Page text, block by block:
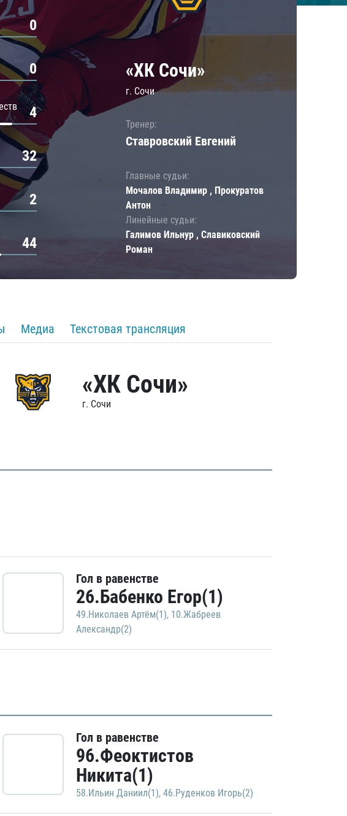
0
0
4
32
2
44
«ХК Сочи»
г. Сочи
Тренер:
Ставровский Евгений
Главные судьи:
Мочалов Владимир , Прокуратов
Антон
Линейные судьи:
Галимов Ильнур , Славиковский
Роман
Медиа Текстовая трансляция
«ХК Сочи»
г. Сочи
Гол в равенстве
26.Бабенко Егор(1)
49.Николаев Артём(1), 10.Жабреев
Александр(2)
Гол в равенстве
96.Феоктистов
Никита(1)
58.Ильин Даниил(1), 46.Руденков Игорь(2)